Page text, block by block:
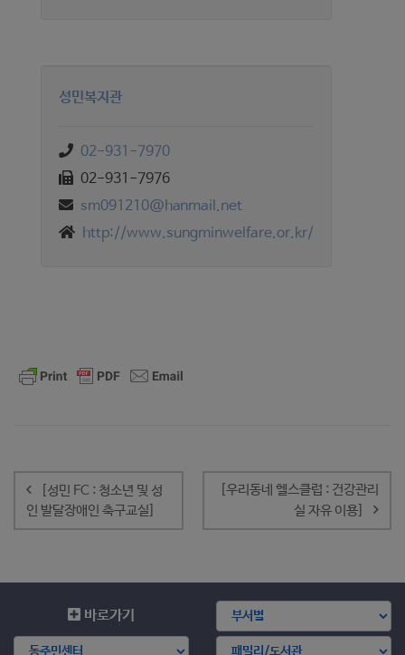
성민복지관
02-931-7970
02-931-7976
sm091210@hanmail.net
http://www.sungminwelfare.or.kr/
내
비
게
[성민 FC : 청소년 및 성
인 발달장애인 축구교실]
[우리동네 헬스클럽 : 건강관리
실 자유 이용]
바로가기